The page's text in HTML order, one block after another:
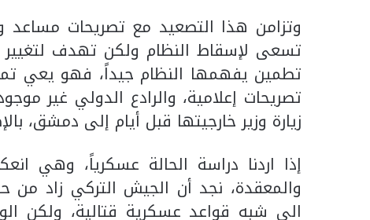
وتزامن هذا التصعيد مع تصريحات مساعد
تسعى لإسقاط النظام ولكن تهدف
تطمين يفهمها النظام جيداً، فهو يعي
تصريحات إعلامية، والرادع الدولي غير
زيارة وزير خارجيتها قبل أيام إلى دمشق،
إذا اردنا دراسة الحالة عسكرياً، وهي
والمعقدة، نجد أن الجيش التركي زاد من
الى شبه قواعد عسكرية قتالية، ولكن